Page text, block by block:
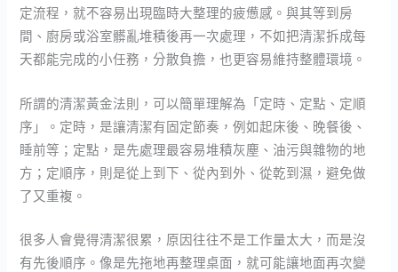
定流程，就不容易出現臨時大整理的疲憊感。與其等到房
間、廚房或浴室髒亂堆積後再一次處理，不如把清潔拆成每
天都能完成的小任務，分散負擔，也更容易維持整體環境。
所謂的清潔黃金法則，可以簡單理解為「定時、定點、定順
序」。定時，是讓清潔有固定節奏，例如起床後、晚餐後、
睡前等；定點，是先處理最容易堆積灰塵、油污與雜物的地
方；定順序，則是從上到下、從內到外、從乾到濕，避免做
了又重複。
很多人會覺得清潔很累，原因往往不是工作量太大，而是沒
有先後順序。像是先拖地再整理桌面，就可能讓地面再次變